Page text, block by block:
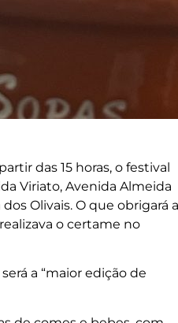
das 15 horas, o festival
Viriato, Avenida Almeida
Olivais. O que obrigará a
o certame no
a “maior edição de